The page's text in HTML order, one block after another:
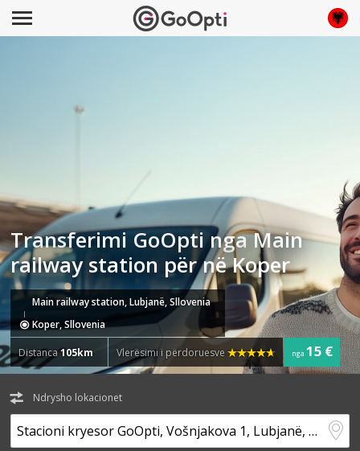
Transferimi GoOpti nga Main
railway station për në Koper
Main railway station, Lubjanë, Sllovenia
Koper, Sllovenia
Distanca105km Vlerësimi i përdoruesve nga 15 €
Ndrysho lokacionet